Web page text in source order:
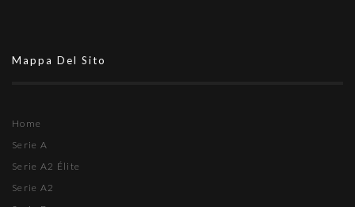
Mappa Del Sito
Home
Serie A
Serie A2 Élite
Serie A2